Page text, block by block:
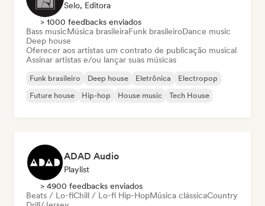
Selo, Editora
> 1000 feedbacks enviados
Bass musicMúsica brasileiraFunk brasileiroDance music
Deep house
Oferecer aos artistas um contrato de publicação musical
Assinar artistas e/ou lançar suas músicas
Funk brasileiro Deep house Eletrônica
Electropop
Future house
Hip-hop House music Tech House
ADAD Audio
Playlist
> 4900 feedbacks enviados
Beats / Lo-fiChill / Lo-fi Hip-HopMúsica clássicaCountry